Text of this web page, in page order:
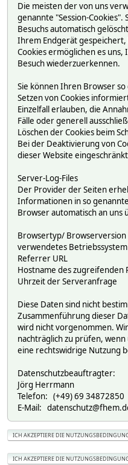
Die meisten der von uns
genannte "Session-Cookies".
Besuchs automatisch
Ihrem Endgerät gespeichert,
Cookies ermöglichen es
Besuch wiederzuerkennen.
Sie können Ihren Browser
Setzen von Cookies
Einzelfall erlauben, die
Fälle oder generell
Löschen der Cookies beim
Bei der Deaktivierung von
dieser Website
Server-Log-Files
Der Provider der Seiten
Informationen in so
Browser automatisch an uns
Browsertyp/ Browserversion
verwendetes Betriebssystem
Referrer URL
Hostname des zugreifenden
Uhrzeit der Serveranfrage
Diese Daten sind nicht
Zusammenführung dieser
wird nicht vorgenommen.
nachträglich zu prüfen,
eine rechtswidrige Nutzung
Datenschutzbeauftragter:
Jörg Herrmann
Telefon: (+49) 69 34872850
E-Mail: